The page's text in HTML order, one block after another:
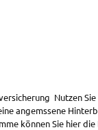
Nutzen
angemssene
können Sie hier